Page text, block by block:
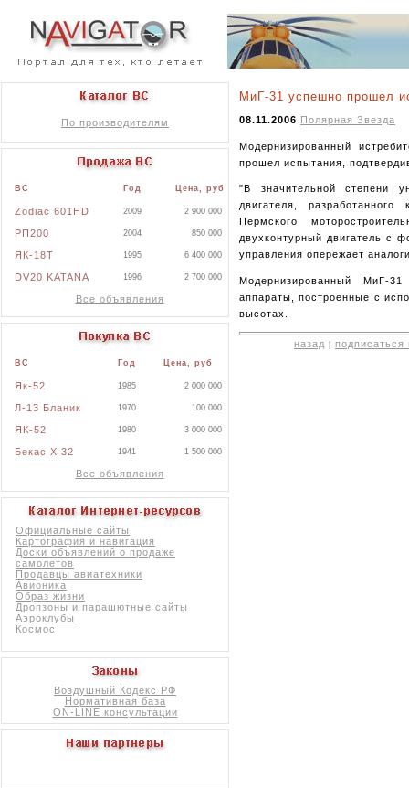
По производителям
ВС Год Цена, руб
Zodiac 601HD 2009 2 900 000
РП200 2004 850 000
ЯК-18Т 1995 6 400 000
DV20 KATANA 1996 2 700 000
Все объявления
ВС Год Цена, руб
Як-52 1985 2 000 000
Л-13 Бланик 1970 100 000
ЯК-52 1980 3 000 000
Бекас X 32 1941 1 500 000
Все объявления
Официальные сайты
Картография и навигация
Доски объявлений о продаже
самолетов
Продавцы авиатехники
Авионика
Образ жизни
Дропзоны и парашютные сайты
Аэроклубы
Космос
Воздушный Кодекс РФ
Нормативная база
ON-LINE консультации
МиГ-31 успешно прошел
08.11.2006 Полярная Звезда
Модернизированный
прошел испытания,
"В значительной степени
двигателя,
Пермского
двухконтурный двигатель с
управления опережает
Модернизированный МиГ-
аппараты, построенные с
высотах.
назад подписаться